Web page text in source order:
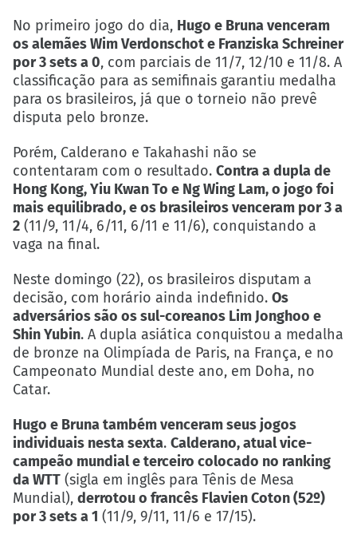
No primeiro jogo do dia, Hugo e Bruna venceram
os alemães Wim Verdonschot e Franziska Schreiner
por 3 sets a 0, com parciais de 11/7, 12/10 e 11/8. A
classificação para as semifinais garantiu medalha
para os brasileiros, já que o torneio não prevê
disputa pelo bronze.
Porém, Calderano e Takahashi não se
contentaram com o resultado. Contra a dupla de
Hong Kong, Yiu Kwan To e Ng Wing Lam, o jogo foi
mais equilibrado, e os brasileiros venceram por 3 a
2 (11/9, 11/4, 6/11, 6/11 e 11/6), conquistando a
vaga na final.
Neste domingo (22), os brasileiros disputam a
decisão, com horário ainda indefinido. Os
adversários são os sul-coreanos Lim Jonghoo e
Shin Yubin. A dupla asiática conquistou a medalha
de bronze na Olimpíada de Paris, na França, e no
Campeonato Mundial deste ano, em Doha, no
Catar.
Hugo e Bruna também venceram seus jogos
individuais nesta sexta. Calderano, atual vice-
campeão mundial e terceiro colocado no ranking
da WTT (sigla em inglês para Tênis de Mesa
Mundial), derrotou o francês Flavien Coton (52º)
por 3 sets a 1 (11/9, 9/11, 11/6 e 17/15).